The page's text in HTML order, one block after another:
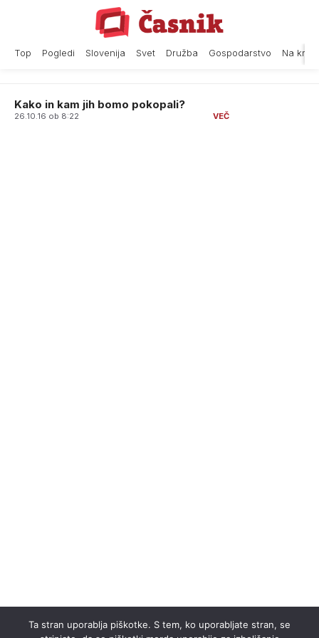
Top Pogledi Slovenija Svet Družba Gospodarstvo Na
Kako in kam jih bomo pokopali?
26.10.16 ob 8:22
Ta stran uporablja piškotke. S tem, ko uporabljate stran, se